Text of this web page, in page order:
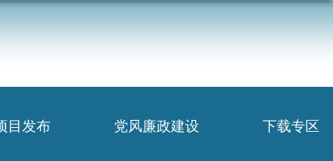
目发布 党风廉政建设 下载专区